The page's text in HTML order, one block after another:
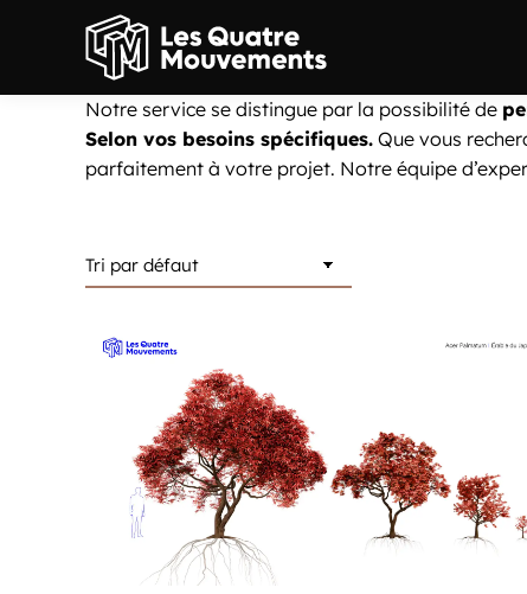
Notre service se distingue par la possibilité de
Selon vos besoins spécifiques. Que vous
parfaitement à votre projet. Notre équipe